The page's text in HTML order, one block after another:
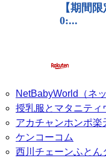
NetBabyWorld（ネ
授乳服とマタニティ
アカチャンホンポ楽
ケンコーコム
西川チェーンふとん